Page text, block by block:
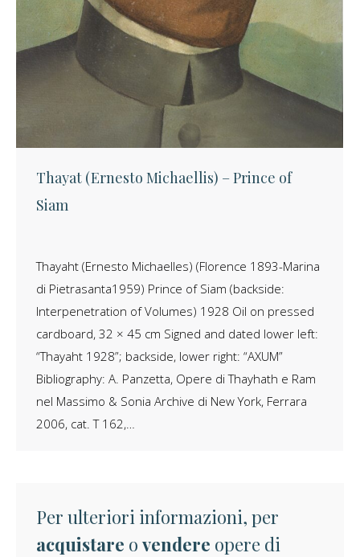
Thayat (Ernesto Michaellis) – Prince of
Siam
Thayaht (Ernesto Michaelles) (Florence 1893-Marina
di Pietrasanta1959) Prince of Siam (backside:
Interpenetration of Volumes) 1928 Oil on pressed
cardboard, 32 × 45 cm Signed and dated lower left:
“Thayaht 1928”; backside, lower right: “AXUM”
Bibliography: A. Panzetta, Opere di Thayhath e Ram
nel Massimo & Sonia Archive di New York, Ferrara
2006, cat. T 162,…
Per ulteriori informazioni, per
acquistare o vendere opere di